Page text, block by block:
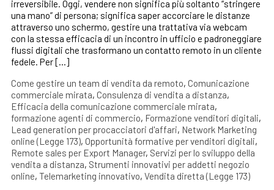
irreversibile. Oggi, vendere non significa più soltanto “stringere
una mano” di persona; significa saper accorciare le distanze
attraverso uno schermo, gestire una trattativa via webcam
con la stessa efficacia di un incontro in ufficio e padroneggiare
flussi digitali che trasformano un contatto remoto in un cliente
fedele. Per […]
Come gestire un team di vendita da remoto, Comunicazione
commerciale mirata, Consulenza di vendita a distanza,
Efficacia della comunicazione commerciale mirata,
formazione agenti di commercio, Formazione venditori digitali,
Lead generation per procacciatori d'affari, Network Marketing
online (Legge 173), Opportunità formative per venditori digitali,
Remote sales per Export Manager, Servizi per lo sviluppo della
vendita a distanza, Strumenti innovativi per addetti negozio
online, Telemarketing innovativo, Vendita diretta (Legge 173)